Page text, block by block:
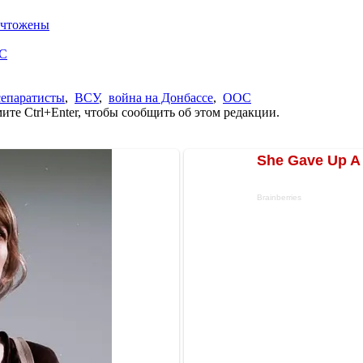
, ВСУ, война на Донбассе, ООС
Ctrl+Enter, чтобы сообщить об этом редакции.